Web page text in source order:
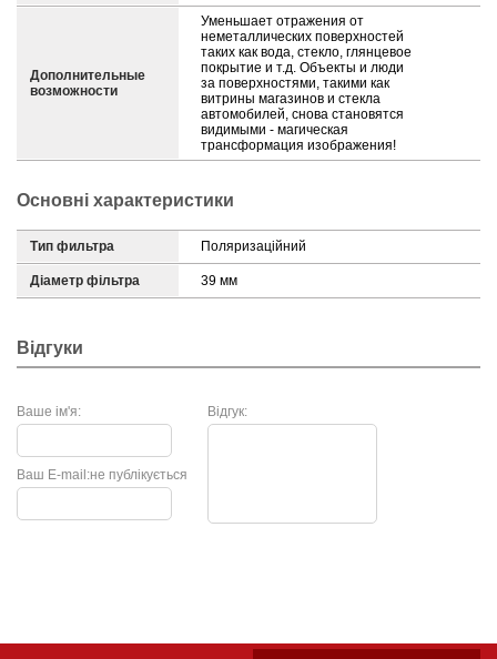
Дополнительные
возможности
Уменьшает отражения от
неметаллических поверхностей
таких как вода, стекло, глянцевое
покрытие и т.д. Объекты и люди
за поверхностями, такими как
витрины магазинов и стекла
автомобилей, снова становятся
видимыми - магическая
трансформация изображения!
Основні характеристики
Тип фильтра Поляризаційний
Діаметр фільтра 39 мм
Відгуки
Ваше ім'я: Відгук:
не публікується
Ваш E-mail: